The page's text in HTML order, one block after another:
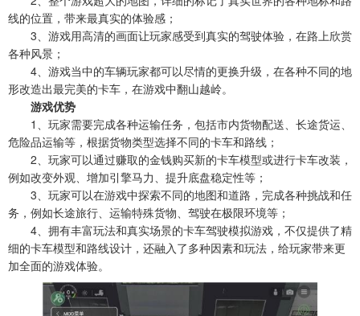
线的位置，带来最真实的体验感；
3、游戏用高清的画面让玩家感受到真实的驾驶体验，在路上欣赏
各种风景；
4、游戏当中的车辆玩家都可以尽情的更换升级，在各种不同的地
形改造出最完美的卡车，在游戏中翻山越岭。
游戏优势
1、玩家需要完成各种运输任务，包括市内货物配送、长途货运、
危险品运输等，根据货物类型选择不同的卡车和路线；
2、玩家可以通过赚取的金钱购买新的卡车模型或进行卡车改装，
例如改变外观、增加引擎马力、提升底盘稳定性等；
3、玩家可以在游戏中探索不同的地图和道路，完成各种挑战和任
务，例如长途旅行、运输特殊货物、驾驶在极限环境等；
4、拥有丰富玩法和真实场景的卡车驾驶模拟游戏，不仅提供了精
细的卡车模型和路线设计，还融入了多种因素和玩法，给玩家带来更
加全面的游戏体验。